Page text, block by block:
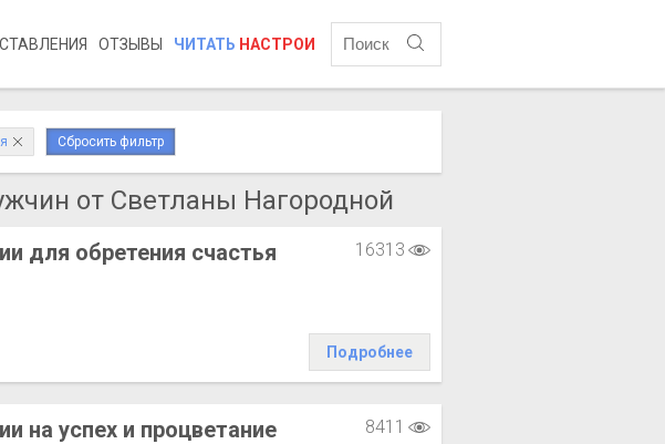
ОТЗЫВЫ ЧИТАТЬ НАСТРОИ
Сбросить фильтр
от Светланы Нагородной
для обретения счастья 16313
Подробнее
на успех и процветание
8411